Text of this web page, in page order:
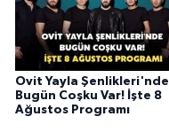
Ovit Yayla Şenlikleri'nde
Bugün Coşku Var! İşte 8
Ağustos Programı